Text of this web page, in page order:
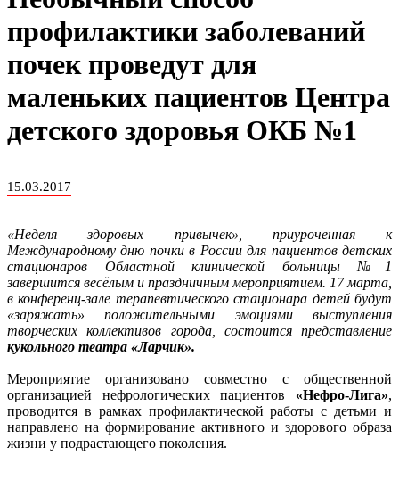
профилактики заболеваний
почек проведут для
маленьких пациентов Центра
детского здоровья ОКБ №1
15.03.2017
«Неделя здоровых привычек», приуроченная к
Международному дню почки в России для пациентов детских
стационаров Областной клинической больницы №1
завершится весёлым и праздничным мероприятием. 17 марта,
в конференц-зале терапевтического стационара детей будут
«заряжать» положительными эмоциями выступления
творческих коллективов города, состоится представление
кукольного театра «Ларчик».
Мероприятие организовано совместно с общественной
организацией нефрологических пациентов «Нефро-Лига»,
проводится в рамках профилактической работы с детьми и
направлено на формирование активного и здорового образа
жизни у подрастающего поколения.